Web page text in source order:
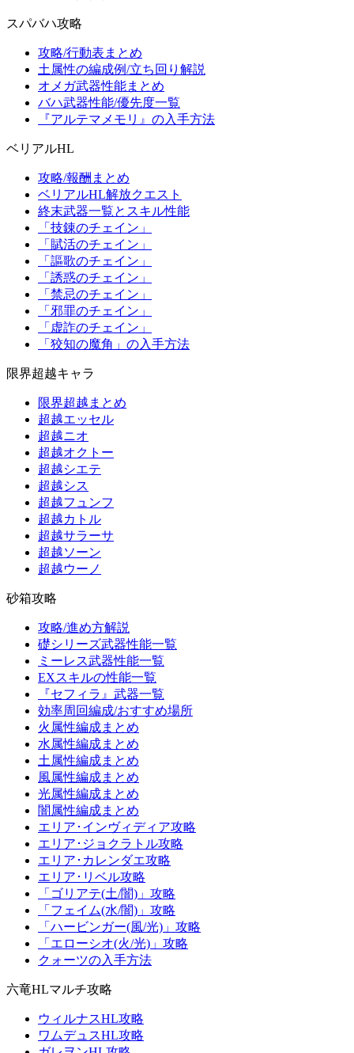
スパバハ攻略
攻略/行動表まとめ
土属性の編成例/立ち回り解説
オメガ武器性能まとめ
バハ武器性能/優先度一覧
『アルテマメモリ』の入手方法
ベリアルHL
攻略/報酬まとめ
ベリアルHL解放クエスト
終末武器一覧とスキル性能
「技錬のチェイン」
「賦活のチェイン」
「謳歌のチェイン」
「誘惑のチェイン」
「禁忌のチェイン」
「邪罪のチェイン」
「虚詐のチェイン」
「狡知の魔角」の入手方法
限界超越キャラ
限界超越まとめ
超越エッセル
超越ニオ
超越オクトー
超越シエテ
超越シス
超越フュンフ
超越カトル
超越サラーサ
超越ソーン
超越ウーノ
砂箱攻略
攻略/進め方解説
礎シリーズ武器性能一覧
ミーレス武器性能一覧
EXスキルの性能一覧
『セフィラ』武器一覧
効率周回編成/おすすめ場所
火属性編成まとめ
水属性編成まとめ
土属性編成まとめ
風属性編成まとめ
光属性編成まとめ
闇属性編成まとめ
エリア･インヴィディア攻略
エリア･ジョクラトル攻略
エリア･カレンダエ攻略
エリア･リベル攻略
「ゴリアテ(土/闇)」攻略
「フェイム(水/闇)」攻略
「ハービンガー(風/光)」攻略
「エローシオ(火/光)」攻略
クォーツの入手方法
六竜HLマルチ攻略
ウィルナスHL攻略
ワムデュスHL攻略